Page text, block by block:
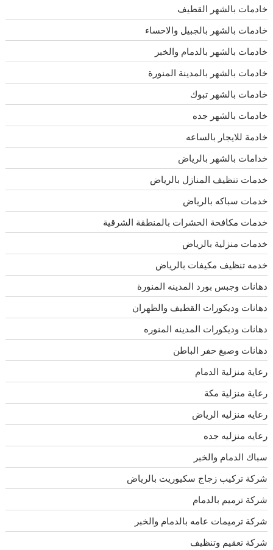
خادمات بالشهر القطيف
خادمات بالشهر بالجبيل والاحساء
خادمات بالشهر بالدمام والخبر
خادمات بالشهر بالمدينة المنورة
خادمات بالشهر تبوك
خادمات بالشهر جده
خادمة للايجار بالساعه
خدامات بالشهر بالرياض
خدمات تنظيف المنازل بالرياض
خدمات سباكه بالرياض
خدمات مكافحة الحشرات بالمنطقة الشرقية
خدمات منزلية بالرياض
خدمه تنظيف مكيفات بالرياض
دهانات وجبس بورد المدينه المنورة
دهانات وديكورات القطيف والظهران
دهانات وديكورات المدينه المنوره
دهانات وصبغ حفر الباطن
رعاية منزلية الدمام
رعاية منزلية مكة
رعايه منزليه الرياض
رعايه منزليه جده
سباك الدمام والخبر
شركة تركيب زجاج سكيوريت بالرياض
شركة ترميم بالدمام
شركة ترميمات عامه بالدمام والخبر
شركة تعقيم وتنظيف